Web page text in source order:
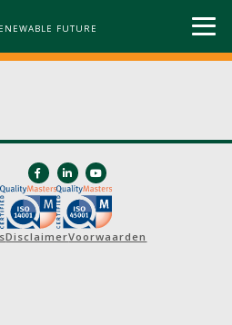
FUTURE
DisclaimerVoorwaarden